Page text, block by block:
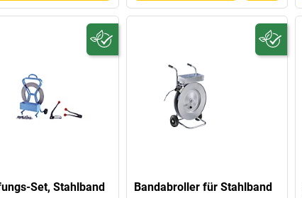
Set, Stahlband Bandabroller für Stahlband